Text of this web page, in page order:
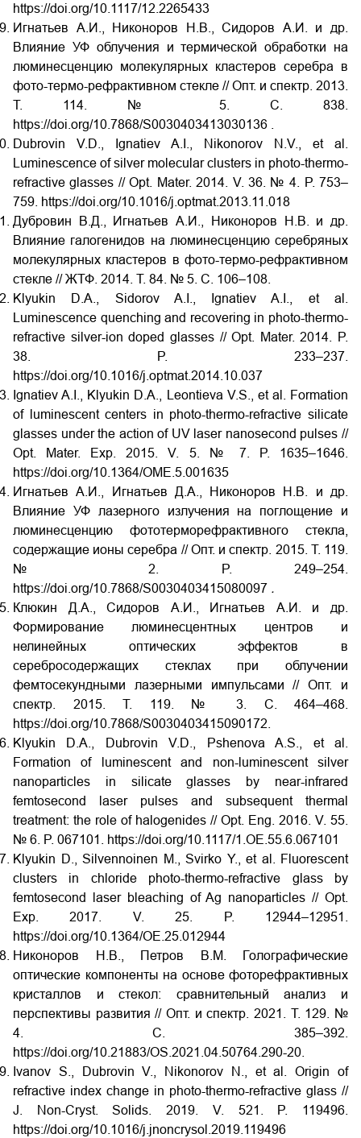
https://doi.org/10.1117/12.2265433
Игнатьев А.И., Никоноров Н.В., Сидоров А.И. и др.
Влияние УФ облучения и термической обработки на
люминесценцию молекулярных кластеров серебра в
фото-термо-рефрактивном стекле // Опт. и спектр. 2013.
Т. 114. № 5. С. 838.
https://doi.org/10.7868/S0030403413030136 .
Dubrovin V.D., Ignatiev A.I., Nikonorov N.V., et al.
Luminescence of silver molecular clusters in photo-thermo-
refractive glasses // Opt. Mater. 2014. V. 36. № 4. P. 753–
759. https://doi.org/10.1016/j.optmat.2013.11.018
Дубровин В.Д., Игнатьев А.И., Никоноров Н.В. и др.
Влияние галогенидов на люминесценцию серебряных
молекулярных кластеров в фото-термо-рефрактивном
стекле // ЖТФ. 2014. Т. 84. № 5. С. 106–108.
Klyukin D.A., Sidorov A.I., Ignatiev A.I., et al.
Luminescence quenching and recovering in photo-thermo-
refractive silver-ion doped glasses // Opt. Mater. 2014. P.
38. P. 233–237.
https://doi.org/10.1016/j.optmat.2014.10.037
Ignatiev A.I., Klyukin D.A., Leontieva V.S., et al. Formation
of luminescent centers in photo-thermo-refractive silicate
glasses under the action of UV laser nanosecond pulses //
Opt. Mater. Exp. 2015. V. 5. № 7. P. 1635–1646.
https://doi.org/10.1364/OME.5.001635
Игнатьев А.И., Игнатьев Д.А., Никоноров Н.В. и др.
Влияние УФ лазерного излучения на поглощение и
люминесценцию фототерморефрактивного стекла,
содержащие ионы серебра // Опт. и спектр. 2015. Т. 119.
№ 2. P. 249‒254.
https://doi.org/10.7868/S0030403415080097 .
Клюкин Д.А., Сидоров А.И., Игнатьев А.И. и др.
Формирование люминесцентных центров и
нелинейных оптических эффектов в
серебросодержащих стеклах при облучении
фемтосекундными лазерными импульсами // Опт. и
спектр. 2015. Т. 119. № 3. С. 464‒468.
https://doi.org/10.7868/S0030403415090172.
Klyukin D.A., Dubrovin V.D., Pshenova A.S., et al.
Formation of luminescent and non-luminescent silver
nanoparticles in silicate glasses by near-infrared
femtosecond laser pulses and subsequent thermal
treatment: the role of halogenides // Opt. Eng. 2016. V. 55.
№ 6. P. 067101. https://doi.org/10.1117/1.OE.55.6.067101
Klyukin D., Silvennoinen M., Svirko Y., et al. Fluorescent
clusters in chloride photo-thermo-refractive glass by
femtosecond laser bleaching of Ag nanoparticles // Opt.
Exp. 2017. V. 25. P. 12944–12951.
https://doi.org/10.1364/OE.25.012944
Никоноров Н.В., Петров В.М. Голографические
оптические компоненты на основе фоторефрактивных
кристаллов и стекол: сравнительный анализ и
перспективы развития // Опт. и спектр. 2021. Т. 129. №
4. С. 385‒392.
https://doi.org/10.21883/OS.2021.04.50764.290-20.
Ivanov S., Dubrovin V., Nikonorov N., et al. Origin of
refractive index change in photo-thermo-refractive glass //
J. Non-Cryst. Solids. 2019. V. 521. P. 119496.
https://doi.org/10.1016/j.jnoncrysol.2019.119496